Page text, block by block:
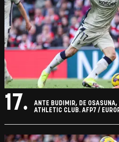
17.
ANTE BUDIMIR, DE OSASUNA,
ATHLETIC CLUB. AFP7 /